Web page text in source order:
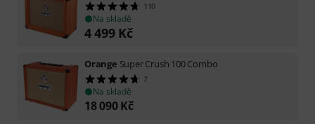
110
Na skladě
4 499 Kč
Orange Super Crush 100 Combo
7
Na skladě
18 090 Kč